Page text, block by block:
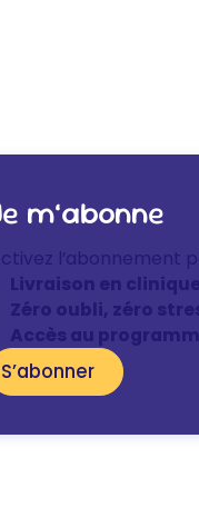
m’abonne
l’abonnement
Livraison en
Zéro oubli, zéro
Accès au
S’abonner